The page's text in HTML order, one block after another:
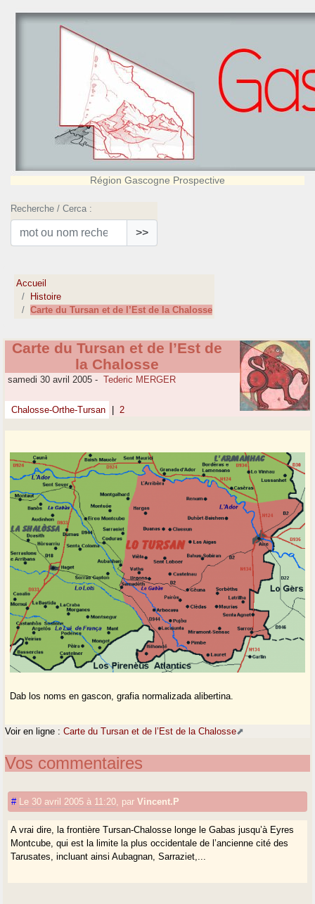
Région Gascogne Prospective
Recherche / Cerca :
>>
Accueil
Histoire
Carte du Tursan et de l’Est de la Chalosse
Carte du Tursan et de l’Est de
la Chalosse
samedi 30 avril 2005 - Tederic MERGER
Chalosse-Orthe-Tursan 2
Dab los noms en gascon, grafia normalizada alibertina.
Voir en ligne :Carte du Tursan et de l’Est de la Chalosse
Vos commentaires
# Le 30 avril 2005 à 11:20 parVincent.P
A vrai dire, la frontière Tursan-Chalosse longe le Gabas jusqu’à Eyres
Montcube, qui est la limite la plus occidentale de l’ancienne cité des
Tarusates, incluant ainsi Aubagnan, Sarraziet,...